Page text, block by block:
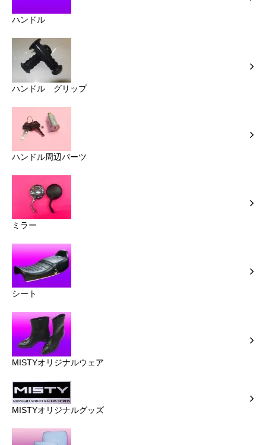
ハンドル
ハンドル グリップ
ハンドル周辺パーツ
ミラー
シート
MISTYオリジナルウェア
MISTYオリジナルグッズ